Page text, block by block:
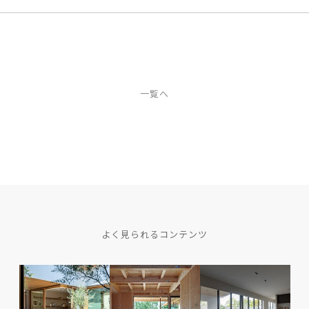
一覧へ
よく見られるコンテンツ